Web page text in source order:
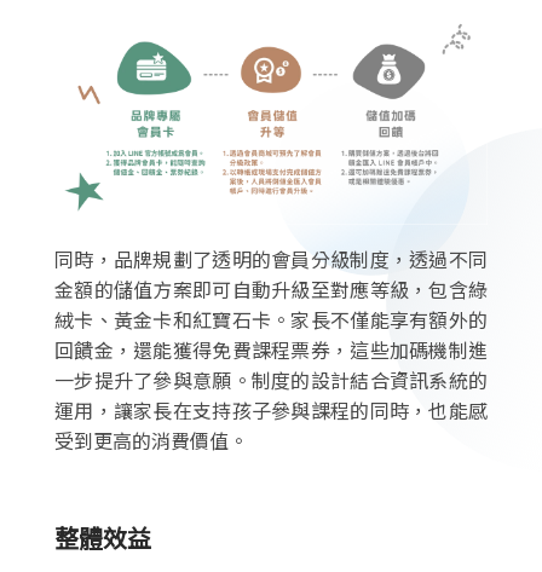
同時，品牌規劃了透明的會員分級制度，透過不同
金額的儲值方案即可自動升級至對應等級，包含綠
絨卡、黃金卡和紅寶石卡。家長不僅能享有額外的
回饋金，還能獲得免費課程票券，這些加碼機制進
一步提升了參與意願。制度的設計結合資訊系統的
運用，讓家長在支持孩子參與課程的同時，也能感
受到更高的消費價值。
整體效益